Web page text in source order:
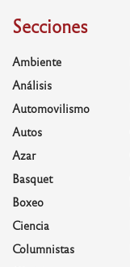
Secciones
Ambiente
Análisis
Automovilismo
Autos
Azar
Basquet
Boxeo
Ciencia
Columnistas